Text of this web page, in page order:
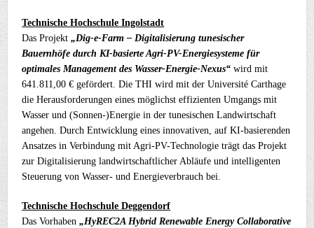
Technische Hochschule Ingolstadt
Das Projekt„Dig-e-Farm – Digitalisierung tunesischer
Bauernhöfe durch KI-basierte Agri-PV-Energiesysteme für
optimales Management des Wasser-Energie-Nexus“ wird mit
641.811,00 € gefördert. Die THI wird mit der Université Carthage
die Herausforderungen eines möglichst effizienten Umgangs mit
Wasser und (Sonnen-)Energie in der tunesischen Landwirtschaft
angehen. Durch Entwicklung eines innovativen, auf KI-basierenden
Ansatzes in Verbindung mit Agri-PV-Technologie trägt das Projekt
zur Digitalisierung landwirtschaftlicher Abläufe und intelligenten
Steuerung von Wasser- und Energieverbrauch bei.
Technische Hochschule Deggendorf
Das Vorhaben„HyREC2A Hybrid Renewable Energy Collaborative